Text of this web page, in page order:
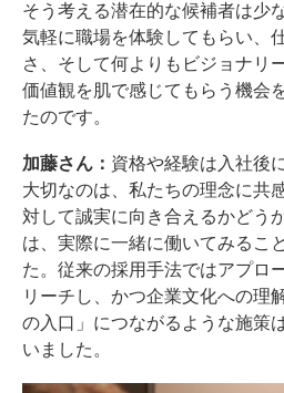
そう考える潜在的な候補者は少
気軽に職場を体験してもらい、
さ、そして何よりもビジョナリ
価値観を肌で感じてもらう機会
たのです。
加藤さん： 資格や経験は入社後
大切なのは、私たちの理念に共
対して誠実に向き合えるかどう
は、実際に一緒に働いてみるこ
た。従来の採用手法ではアプロ
リーチし、かつ企業文化への理
の入口」につながるような施策
いました。